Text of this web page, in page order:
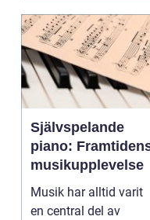
Självspelande
piano:
musikupplevelse
Musik har alltid varit
en central del av